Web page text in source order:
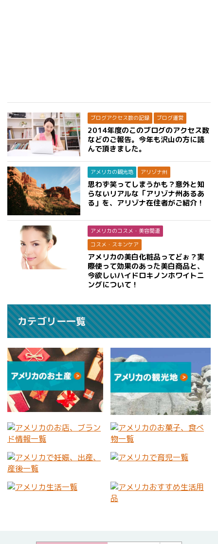
ブログアクセス数の記録 ブログ運営
2014年度のこのブログのアクセス数
などのご報告。今年も沢山の方に読
んで頂きました。
アメリカの観光地 アリゾナ州
思わず笑ってしまうかも？意外と知
らないリアルな「アリゾナ州あるあ
る」を、アリゾナ在住者がご紹介！
アメリカのコスメ・美容関連
コスメ・スキンケア
アメリカの美白化粧品ってどぉ？実
際使って効果のあった美白商品と、
今欲しいハイドロキノンホワイトニ
ングについて！
カテゴリー一覧